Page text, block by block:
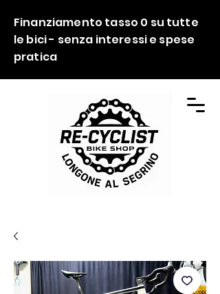
Finanziamento tasso 0 su tutte
le bici - senza interessi e spese
pratica